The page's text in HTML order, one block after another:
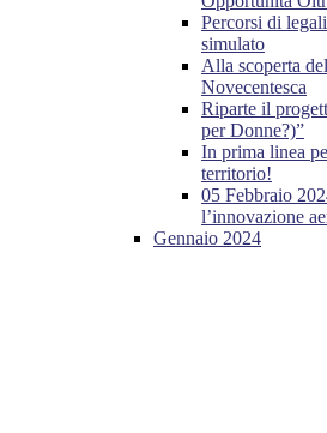
Percorsi di
simulato
Alla scoperta
Novecentesca
Riparte il
per Donne?)”
In prima linea
territorio!
05 Febbraio
l’innovazione
Gennaio 2024